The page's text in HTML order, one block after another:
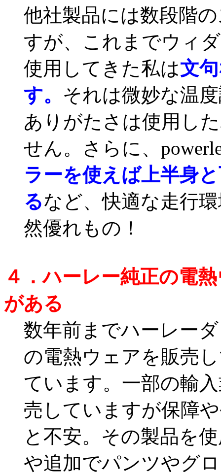
他社製品には数段階
すが、これまでウィ
使用してきた私は文
す。 それは微妙な温
ありがたさは使用し
せん。さらに、
ラーを使えば上半身
るなど、快適な走行
然優れもの！
４．ハーレー純正の電
がある
数年前までハーレー
の電熱ウェアを販売
ています。一部の輸
売していますが保障
と不安。その製品を
や追加でパンツやグ